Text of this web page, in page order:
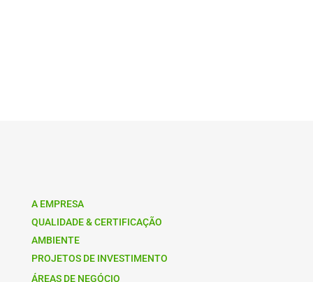
A EMPRESA
QUALIDADE & CERTIFICAÇÃO
AMBIENTE
PROJETOS DE INVESTIMENTO
ÁREAS DE NEGÓCIO